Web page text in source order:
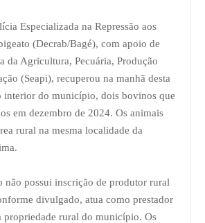
Especializada na Repressão aos
(Decrab/Bagé), com apoio de
da Agricultura, Pecuária, Produção
(Seapi), recuperou na manhã desta
interior do município, dois bovinos que
em dezembro de 2024. Os animais
rural na mesma localidade da
não possui inscrição de produtor rural
divulgado, atua como prestador
propriedade rural do município. Os